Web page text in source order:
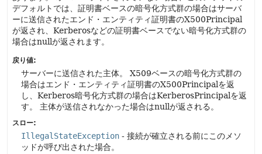
デフォルトでは、証明書ベースの暗号化方式群の場合はサーバ
ーに送信されたエンド・エンティティ証明書のX500Principal
が返され、Kerberosなどの証明書ベースでない暗号化方式群の
場合はnullが返されます。
戻り値:
サーバーに送信された主体。
X509ベースの暗号化方式群の
場合はエンド・エンティティ証明書のX500Principalを返
し、Kerberos暗号化方式群の場合はKerberosPrincipalを返
す。
主体が送信されなかった場合はnullが返される。
スロー:
IllegalStateException - 接続が確立される前にこのメソ
ッドが呼び出された場合。